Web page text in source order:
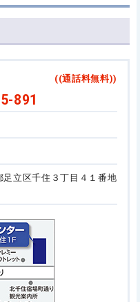
((通話料無料))
891
立区千住３丁目４１番地